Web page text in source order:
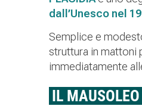
dall’Unesco nel
Semplice e
struttura in mattoni
immediatamente
IL